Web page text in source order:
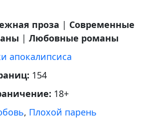
проза | Современные
| Любовные романы
апокалипсиса
154
18+
, Плохой парень